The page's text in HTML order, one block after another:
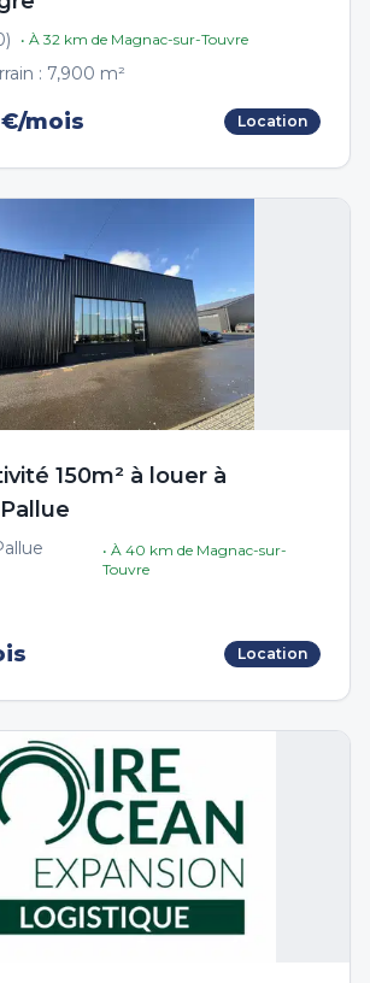
) • À 32 km de Magnac-sur-Touvre
: 7,900 m²
mois Location
150m² à louer à
• À40 km de Magnac-sur-
Touvre
Location